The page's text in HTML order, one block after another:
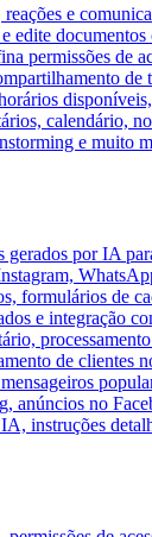
e
edite
permissões de
calendário,
e muito
gerados por IA
formulários de
e integração
de clientes
anúncios no
instruções